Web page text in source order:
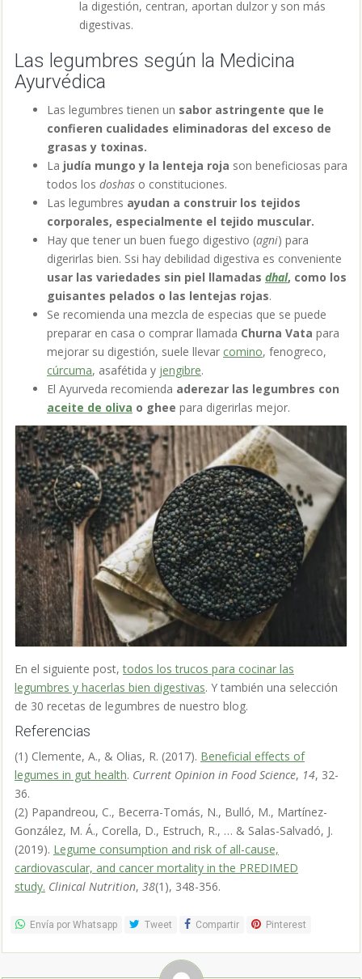
la digestión, centran, aportan dulzor y son más
digestivas.
Las legumbres según la Medicina
Ayurvédica
Las legumbres tienen un sabor astringente que le
confieren cualidades eliminadoras del exceso de
grasas y toxinas.
La judía mungo y la lenteja roja son beneficiosas para
todos los doshas o constituciones.
Las legumbres ayudan a construir los tejidos
corporales, especialmente el tejido muscular.
Hay que tener un buen fuego digestivo (agni) para
digerirlas bien. Ssi hay debilidad digestiva es conveniente
usar las variedades sin piel llamadas dhal, como los
guisantes pelados o las lentejas rojas.
Se recomienda una mezcla de especias que se puede
preparar en casa o comprar llamada Churna Vata para
mejorar su digestión, suele llevar comino, fenogreco,
cúrcuma, asafétida y jengibre.
El Ayurveda recomienda aderezar las legumbres con
aceite de oliva o ghee para digerirlas mejor.
En el siguiente post,todos los trucos para cocinar las
legumbres y hacerlas bien digestivas. Y también una selección
de 30 recetas de legumbres de nuestro blog.
Referencias
(1) Clemente, A., & Olias, R. (2017). Beneficial effects of
legumes in gut health. Current Opinion in Food Science, 14, 32-
36.
(2) Papandreou, C., Becerra-Tomás, N., Bulló, M., Martínez-
González, M. Á., Corella, D., Estruch, R., … & Salas-Salvadó, J.
(2019). Legume consumption and risk of all-cause,
cardiovascular, and cancer mortality in the PREDIMED
study. Clinical Nutrition, 38(1), 348-356.
Envía por Whatsapp Tweet Compartir Pinterest